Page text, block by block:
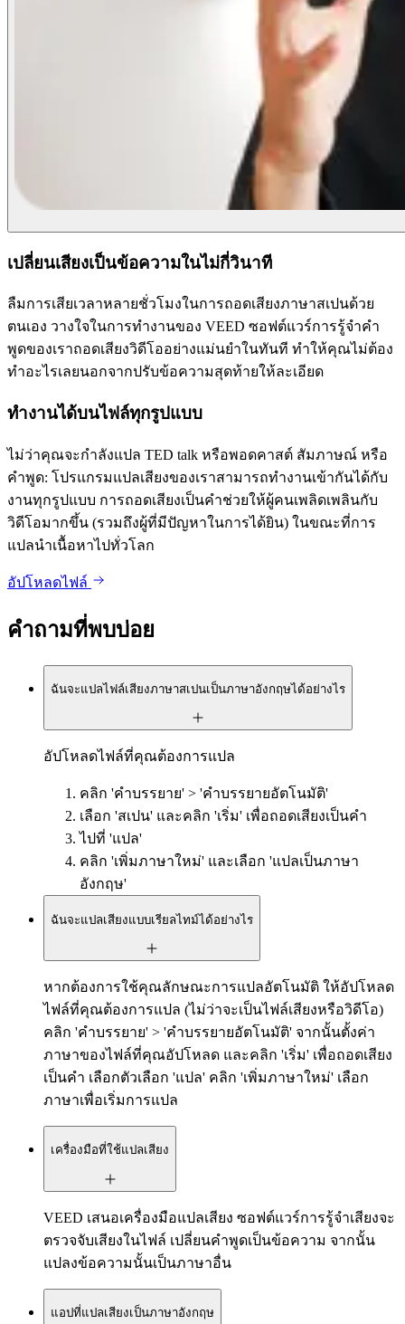
เปลี่ยนเสียงเป็นข้อความในไม่กี่วินาที
ลืมการเสียเวลาหลายชั่วโมงในการถอดเสียงภาษาสเปนด้วย
ตนเอง วางใจในการทำงานของ VEED ซอฟต์แวร์การรู้จำคำ
พูดของเราถอดเสียงวิดีโออย่างแม่นยำในทันที ทำให้คุณไม่ต้อง
ทำอะไรเลยนอกจากปรับข้อความสุดท้ายให้ละเอียด
ทำงานได้บนไฟล์ทุกรูปแบบ
ไม่ว่าคุณจะกำลังแปล TED talk หรือพอดคาสต์ สัมภาษณ์ หรือ
คำพูด: โปรแกรมแปลเสียงของเราสามารถทำงานเข้ากันได้กับ
งานทุกรูปแบบ การถอดเสียงเป็นคำช่วยให้ผู้คนเพลิดเพลินกับ
วิดีโอมากขึ้น (รวมถึงผู้ที่มีปัญหาในการได้ยิน) ในขณะที่การ
แปลนำเนื้อหาไปทั่วโลก
อัปโหลดไฟล์
คำถามที่พบบ่อย
ฉันจะแปลไฟล์เสียงภาษาสเปนเป็นภาษาอังกฤษได้อย่างไร
อัปโหลดไฟล์ที่คุณต้องการแปล
คลิก 'คำบรรยาย' > 'คำบรรยายอัตโนมัติ'
เลือก 'สเปน' และคลิก 'เริ่ม' เพื่อถอดเสียงเป็นคำ
ไปที่ 'แปล'
คลิก 'เพิ่มภาษาใหม่' และเลือก 'แปลเป็นภาษา
อังกฤษ'
ฉันจะแปลเสียงแบบเรียลไทม์ได้อย่างไร
หากต้องการใช้คุณลักษณะการแปลอัตโนมัติ ให้อัปโหลด
ไฟล์ที่คุณต้องการแปล (ไม่ว่าจะเป็นไฟล์เสียงหรือวิดีโอ)
คลิก 'คำบรรยาย' > 'คำบรรยายอัตโนมัติ' จากนั้นตั้งค่า
ภาษาของไฟล์ที่คุณอัปโหลด และคลิก 'เริ่ม' เพื่อถอดเสียง
เป็นคำ เลือกตัวเลือก 'แปล' คลิก 'เพิ่มภาษาใหม่' เลือก
ภาษาเพื่อเริ่มการแปล
เครื่องมือที่ใช้แปลเสียง
VEED เสนอเครื่องมือแปลเสียง ซอฟต์แวร์การรู้จำเสียงจะ
ตรวจจับเสียงในไฟล์ เปลี่ยนคำพูดเป็นข้อความ จากนั้น
แปลงข้อความนั้นเป็นภาษาอื่น
แอปที่แปลเสียงเป็นภาษาอังกฤษ